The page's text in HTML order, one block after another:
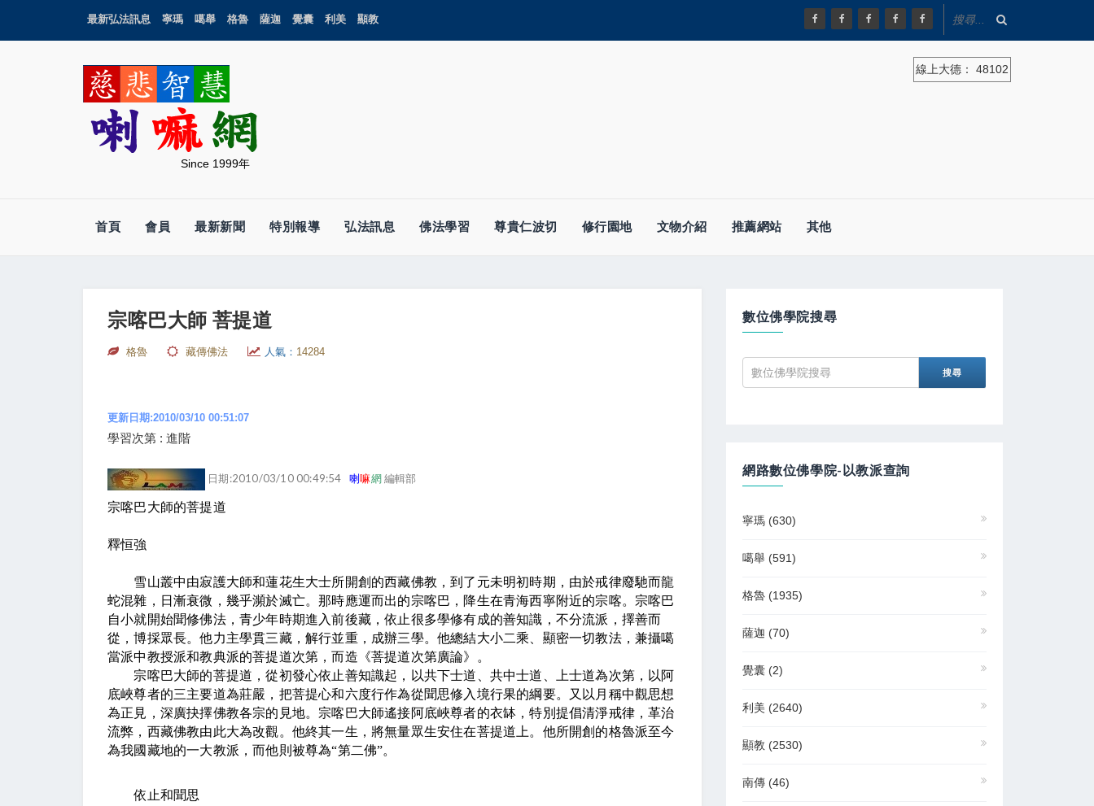
最新弘法訊息 寧瑪 噶舉 格魯 薩迦 覺囊 利美 顯教
Since 1999年
線上大德： 48102
首頁 會員 最新新聞 特別報導 弘法訊息 佛法學習 尊貴仁波切 修行園地 文物介紹 推薦網站 其他
宗喀巴大師 菩提道
格魯 藏傳佛法 人氣： 14284
更新日期:2010/03/10 00:51:07
學習次第 : 進階
日期:2010/03/10 00:49:54喇嘛網編輯部
宗喀巴大師的菩提道
釋恒強
雪山叢中由寂護大師和蓮花生大士所開創的西藏佛教，到了元未明初時期，由於戒律廢馳而龍
蛇混雜，日漸衰微，幾乎瀕於滅亡。那時應運而出的宗喀巴，降生在青海西寧附近的宗喀。宗喀巴
自小就開始聞修佛法，青少年時期進入前後藏，依止很多學修有成的善知識，不分流派，擇善而
從，博採眾長。他力主學貫三藏，解行並重，成辦三學。他總結大小二乘、顯密一切教法，兼攝噶
當派中教授派和教典派的菩提道次第，而造《菩提道次第廣論》。
宗喀巴大師的菩提道，從初發心依止善知識起，以共下士道、共中士道、上士道為次第，以阿
底峽尊者的三主要道為莊嚴，把菩提心和六度行作為從聞思修入境行果的綱要。又以月稱中觀思想
為正見，深廣抉擇佛教各宗的見地。宗喀巴大師遙接阿底峽尊者的衣缽，特別提倡清淨戒律，革治
流弊，西藏佛教由此大為改觀。他終其一生，將無量眾生安住在菩提道上。他所開創的格魯派至今
為我國藏地的一大教派，而他則被尊為“第二佛”。
依止和聞思
數位佛學院搜尋
網路數位佛學院-以教派查詢
寧瑪 (630)
噶舉 (591)
格魯 (1935)
薩迦 (70)
覺囊 (2)
利美 (2640)
顯教 (2530)
南傳 (46)